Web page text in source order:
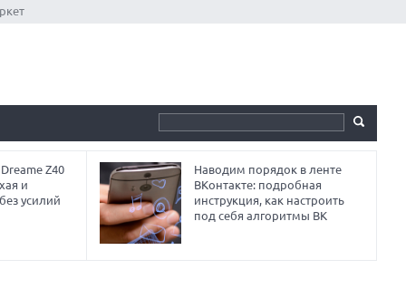
Z40
и
усилий
Наводим порядок в ленте
ВКонтакте: подробная
инструкция, как настроить
под себя алгоритмы ВК